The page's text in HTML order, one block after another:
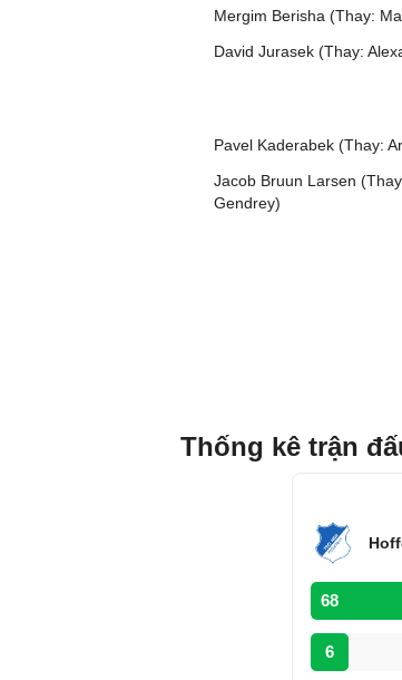
Mergim Berisha (Thay:
David Jurasek (Thay:
Pavel Kaderabek (Thay:
Jacob Bruun Larsen
Gendrey)
Thống kê trận
68
6